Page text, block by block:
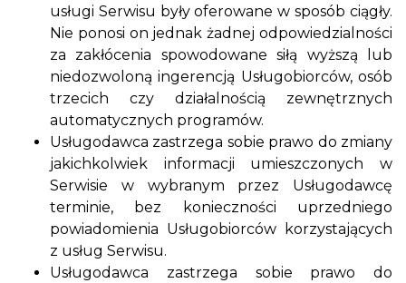
usługi Serwisu były oferowane w sposób ciągły.
Nie ponosi on jednak żadnej odpowiedzialności
za zakłócenia spowodowane siłą wyższą lub
niedozwoloną ingerencją Usługobiorców, osób
trzecich czy działalnością zewnętrznych
automatycznych programów.
Usługodawca zastrzega sobie prawo do zmiany
jakichkolwiek informacji umieszczonych w
Serwisie w wybranym przez Usługodawcę
terminie, bez konieczności uprzedniego
powiadomienia Usługobiorców korzystających
z usług Serwisu.
Usługodawca zastrzega sobie prawo do